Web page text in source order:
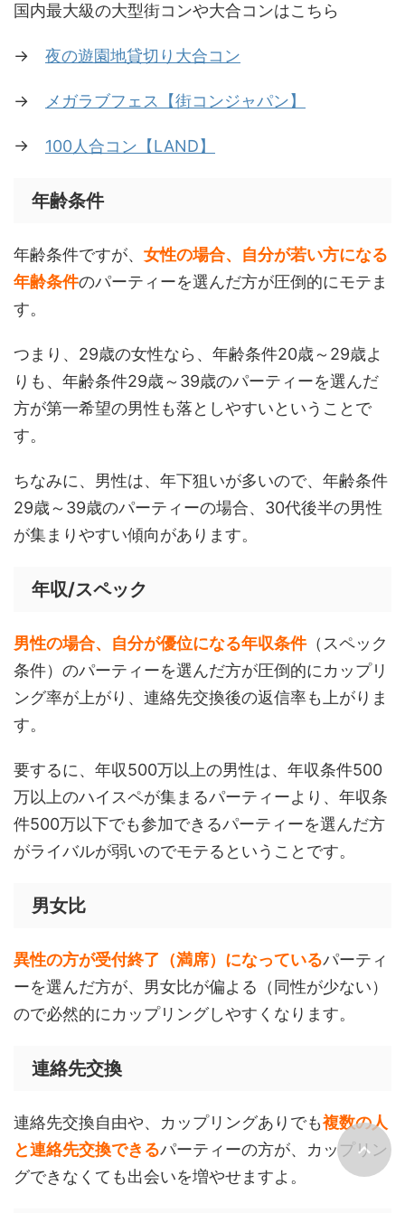
国内最大級の大型街コンや大合コンはこちら
→ 夜の遊園地貸切り大合コン
→ メガラブフェス【街コンジャパン】
→ 100人合コン【LAND】
年齢条件
年齢条件ですが、 女性の場合、自分が若い方になる
年齢条件のパーティーを選んだ方が圧倒的にモテま
す。
つまり、29歳の女性なら、年齢条件20歳～29歳よ
りも、年齢条件29歳～39歳のパーティーを選んだ
方が第一希望の男性も落としやすいということで
す。
ちなみに、男性は、年下狙いが多いので、年齢条件
29歳～39歳のパーティーの場合、30代後半の男性
が集まりやすい傾向があります。
年収/スペック
男性の場合、自分が優位になる年収条件（スペック
条件）のパーティーを選んだ方が圧倒的にカップリ
ング率が上がり、連絡先交換後の返信率も上がりま
す。
要するに、年収500万以上の男性は、年収条件500
万以上のハイスペが集まるパーティーより、年収条
件500万以下でも参加できるパーティーを選んだ方
がライバルが弱いのでモテるということです。
男女比
異性の方が受付終了（満席）になっているパーティ
ーを選んだ方が、男女比が偏よる（同性が少ない）
ので必然的にカップリングしやすくなります。
連絡先交換
連絡先交換自由や、カップリングありでも複数の人
と連絡先交換できるパーティーの方が、カップリン
グできなくても出会いを増やせますよ。